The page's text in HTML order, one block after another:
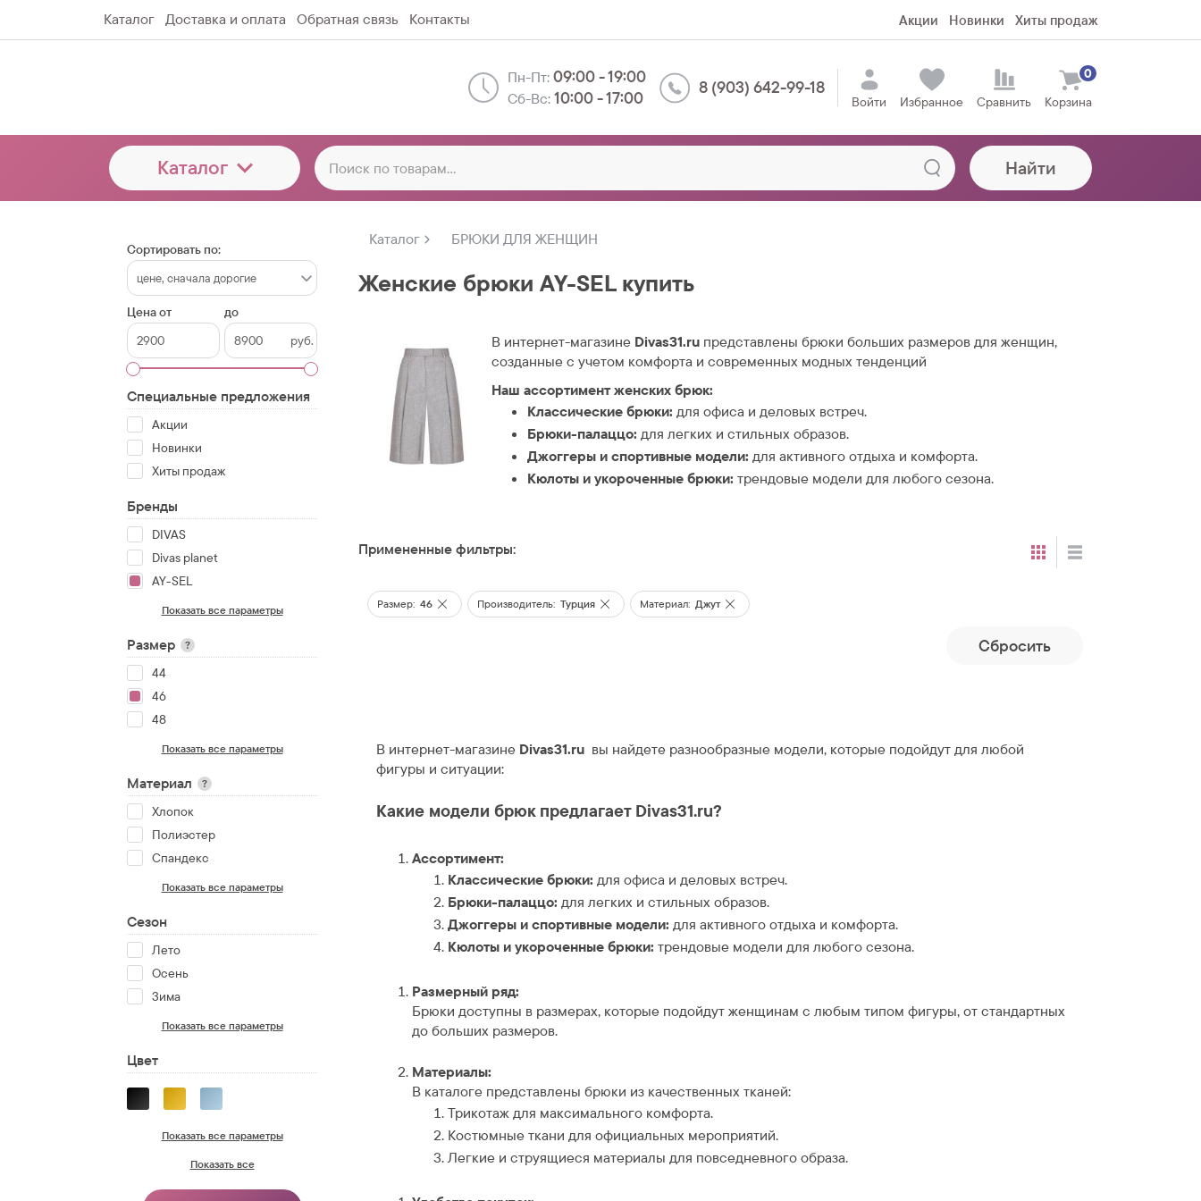
Каталог Доставка и оплата Обратная связь Контакты Акции Новинки Хиты продаж
Пн-Пт:09:00 - 19:00
Сб-Вс:10:00 - 17:00
8 (903) 642-99-18
Войти Избранное Сравнить Корзина
0
Каталог Найти
Сортировать по:
Цена от
до
руб.
Специальные предложения
Акции
Новинки
Хиты продаж
Бренды
DIVAS
Divas planet
AY-SEL
Показать все параметры
Размер ?
44
46
48
Показать все параметры
Материал ?
Хлопок
Полиэстер
Спандекс
Показать все параметры
Сезон
Лето
Осень
Зима
Показать все параметры
Цвет
Показать все параметры
Показать все
Каталог БРЮКИ ДЛЯ ЖЕНЩИН
Женские брюки AY-SEL купить
В интернет-магазине Divas31.ruпредставлены брюки больших размеров для женщин,
созданные с учетом комфорта и современных модных тенденций
Наш ассортимент женских брюк:
Классические брюки: для офиса и деловых встреч.
Брюки-палаццо: для легких и стильных образов.
Джоггеры и спортивные модели: для активного отдыха и комфорта.
Кюлоты и укороченные брюки: трендовые модели для любого сезона.
Примененные фильтры:
Размер: 46 Производитель: Турция Материал: Джут
Cбросить
В интернет-магазине Divas31.ru вы найдете разнообразные модели, которые подойдут для любой
фигуры и ситуации:
Какие модели брюк предлагает Divas31.ru?
Ассортимент:
Классические брюки: для офиса и деловых встреч.
Брюки-палаццо: для легких и стильных образов.
Джоггеры и спортивные модели: для активного отдыха и комфорта.
Кюлоты и укороченные брюки: трендовые модели для любого сезона.
Размерный ряд:
Брюки доступны в размерах, которые подойдут женщинам с любым типом фигуры, от стандартных
до больших размеров.
Материалы:
В каталоге представлены брюки из качественных тканей:
Трикотаж для максимального комфорта.
Костюмные ткани для официальных мероприятий.
Легкие и струящиеся материалы для повседневного образа.